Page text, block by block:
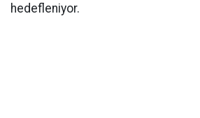
hedefleniyor.